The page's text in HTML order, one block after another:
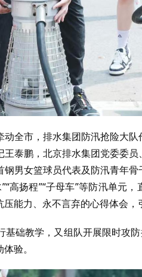
全市，排水集团防汛抢险大
泰鹏，北京排水集团党委委
男女篮球员代表及防汛青年
高扬程”“子母车”等防汛单元
能力、永不言弃的心得体会，
础教学，又组队开展限时攻
验。